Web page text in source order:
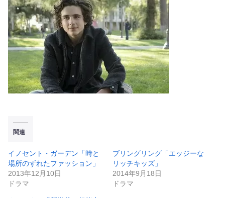
関連
イノセント・ガーデン「時と
場所のずれたファッション」
2013年12月10日
ドラマ
ブリングリング「エッジーな
リッチキッズ」
2014年9月18日
ドラマ